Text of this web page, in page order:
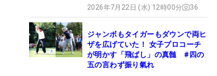
2026年7月22日 (水) 12時00分 36
ジャンボもタイガーもダウンで両ヒ
ザを広げていた！ 女子プロコーチ
が明かす「飛ばし」の真髄 #四の
五の言わず振り氣れ